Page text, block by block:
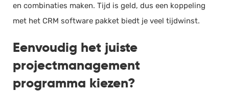
en combinaties maken. Tijd is geld, dus een koppeling
met het CRM software pakket biedt je veel tijdwinst.
Eenvoudig het juiste
projectmanagement
programma kiezen?